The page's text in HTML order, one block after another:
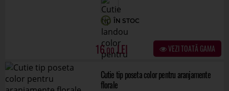
ÎN STOC
16.00 VEZI TOATĂ GAMA
Cutie cilindru+inima pentru aranjamente
florale